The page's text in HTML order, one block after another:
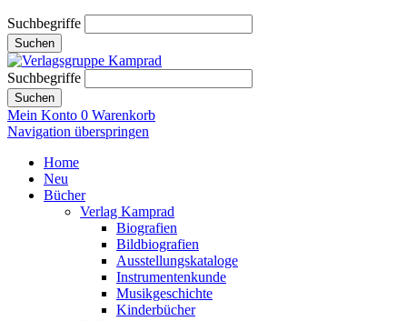
Suchbegriffe
Suchen
Suchbegriffe
Suchen
Mein Konto 0 Warenkorb
Navigation überspringen
Home
Neu
Bücher
Verlag Kamprad
Biografien
Bildbiografien
Ausstellungskataloge
Instrumentenkunde
Musikgeschichte
Kinderbücher